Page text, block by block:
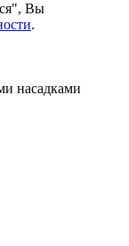
Вы
.
насадками